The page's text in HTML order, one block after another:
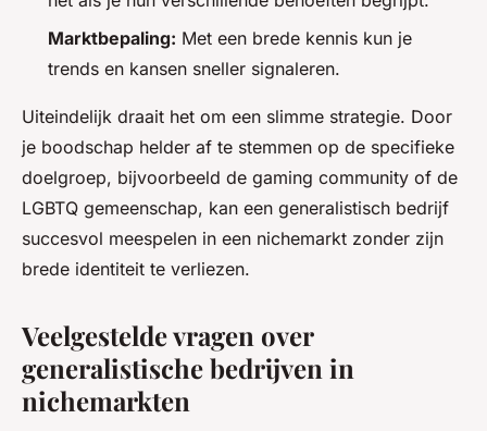
Marktbepaling: Met een brede kennis kun je
trends en kansen sneller signaleren.
Uiteindelijk draait het om een slimme strategie. Door
je boodschap helder af te stemmen op de specifieke
doelgroep, bijvoorbeeld de gaming community of de
LGBTQ gemeenschap, kan een generalistisch bedrijf
succesvol meespelen in een nichemarkt zonder zijn
brede identiteit te verliezen.
Veelgestelde vragen over
generalistische bedrijven in
nichemarkten